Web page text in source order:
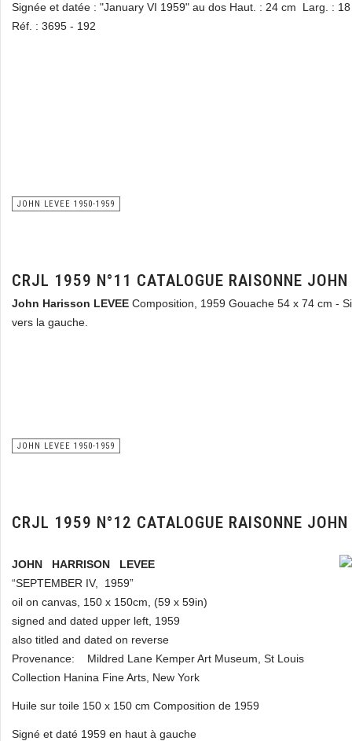
Signée et datée : "January VI 1959" au dos Haut. : 24 cm Larg. :
Réf. : 3695 - 192
JOHN LEVEE 1950-1959
CRJL 1959 N°11 CATALOGUE RAISONNE JOHN
John Harisson LEVEE Composition, 1959 Gouache 54 x 74 cm -
vers la gauche.
JOHN LEVEE 1950-1959
CRJL 1959 N°12 CATALOGUE RAISONNE JOHN
JOHN HARRISON LEVEE
“SEPTEMBER IV, 1959”
oil on canvas, 150 x 150cm, (59 x 59in)
signed and dated upper left, 1959
also titled and dated on reverse
Provenance: Mildred Lane Kemper Art Museum, St Louis
Collection Hanina Fine Arts, New York
Huile sur toile 150 x 150 cm Composition de 1959
Signé et daté 1959 en haut à gauche